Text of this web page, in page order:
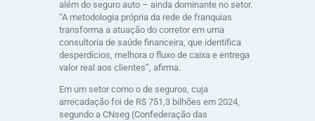
além do seguro auto – ainda dominante no setor.
“A metodologia própria da rede de franquias
transforma a atuação do corretor em uma
consultoria de saúde financeira, que identifica
desperdícios, melhora o fluxo de caixa e entrega
valor real aos clientes”, afirma.
Em um setor como o de seguros, cuja
arrecadação foi de R$ 751,3 bilhões em 2024,
segundo a CNseg (Confederação das